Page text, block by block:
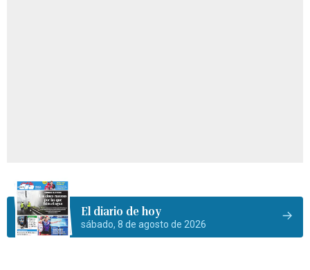
El diario de hoy
sábado, 8 de agosto de 2026